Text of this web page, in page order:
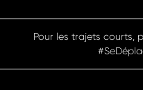
Pensez à